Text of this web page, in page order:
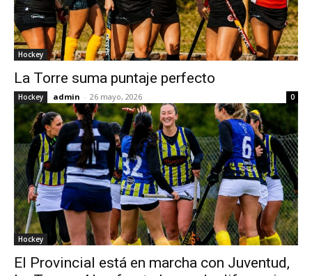
Hockey
La Torre suma puntaje perfecto
Hockey admin - 26 mayo, 2026 0
Hockey
El Provincial está en marcha con Juventud,